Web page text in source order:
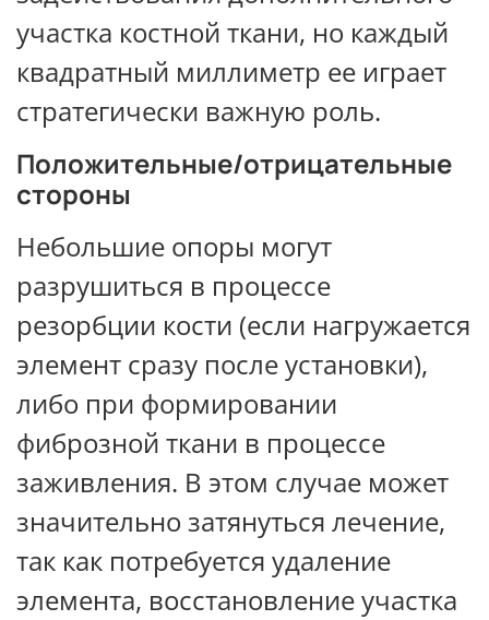
участка костной ткани, но каждый
квадратный миллиметр ее играет
стратегически важную роль.
Положительные/отрицательные
стороны
Небольшие опоры могут
разрушиться в процессе
резорбции кости (если нагружается
элемент сразу после установки),
либо при формировании
фиброзной ткани в процессе
заживления. В этом случае может
значительно затянуться лечение,
так как потребуется удаление
элемента, восстановление участка